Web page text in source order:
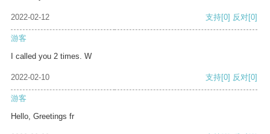
2022-02-12 支持[0] 反对[0]
游客
I called you 2 times. W
2022-02-10 支持[0] 反对[0]
游客
Hello, Greetings fr